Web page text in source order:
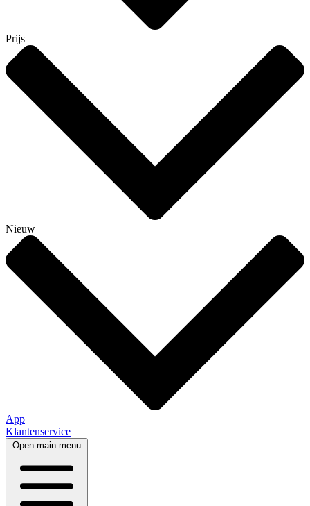
Prijs
Nieuw
App
Klantenservice
Open main menu